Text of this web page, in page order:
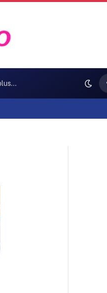
Kidnapping : Pierre Espérance met en cause des policiers dans plusieurs enlèvements